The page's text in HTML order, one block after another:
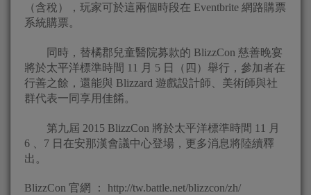
（含稅），玩家可於這兩個時段在 Eventbrite 網路購票
系統購票。
同時，替橘郡兒童醫院募款的 BlizzCon 慈善晚宴
將於太平洋標準時間 11 月 5 日（四）舉行，參加者在
行善之餘，還能與 Blizzard 遊戲設計師、美術師與社
群代表一同享用佳餚。
第九屆 2015 BlizzCon 將於太平洋標準時間 11 月
6 、7 日在安那漢會議中心登場，更多消息將陸續釋
出。
BlizzCon 官網 ： http://tw.battle.net/blizzcon/zh/